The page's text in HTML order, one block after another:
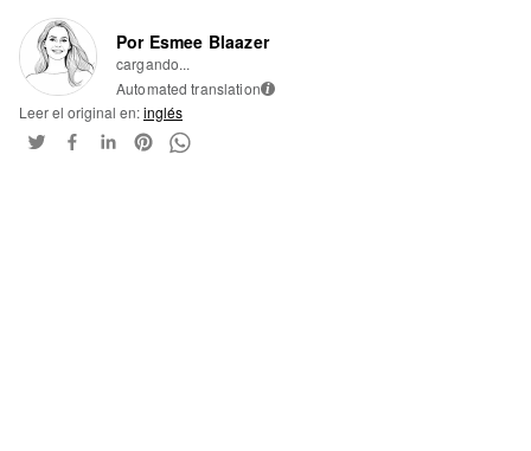
Por Esmee Blaazer
cargando...
Automated translation i
Leer el original en:inglés